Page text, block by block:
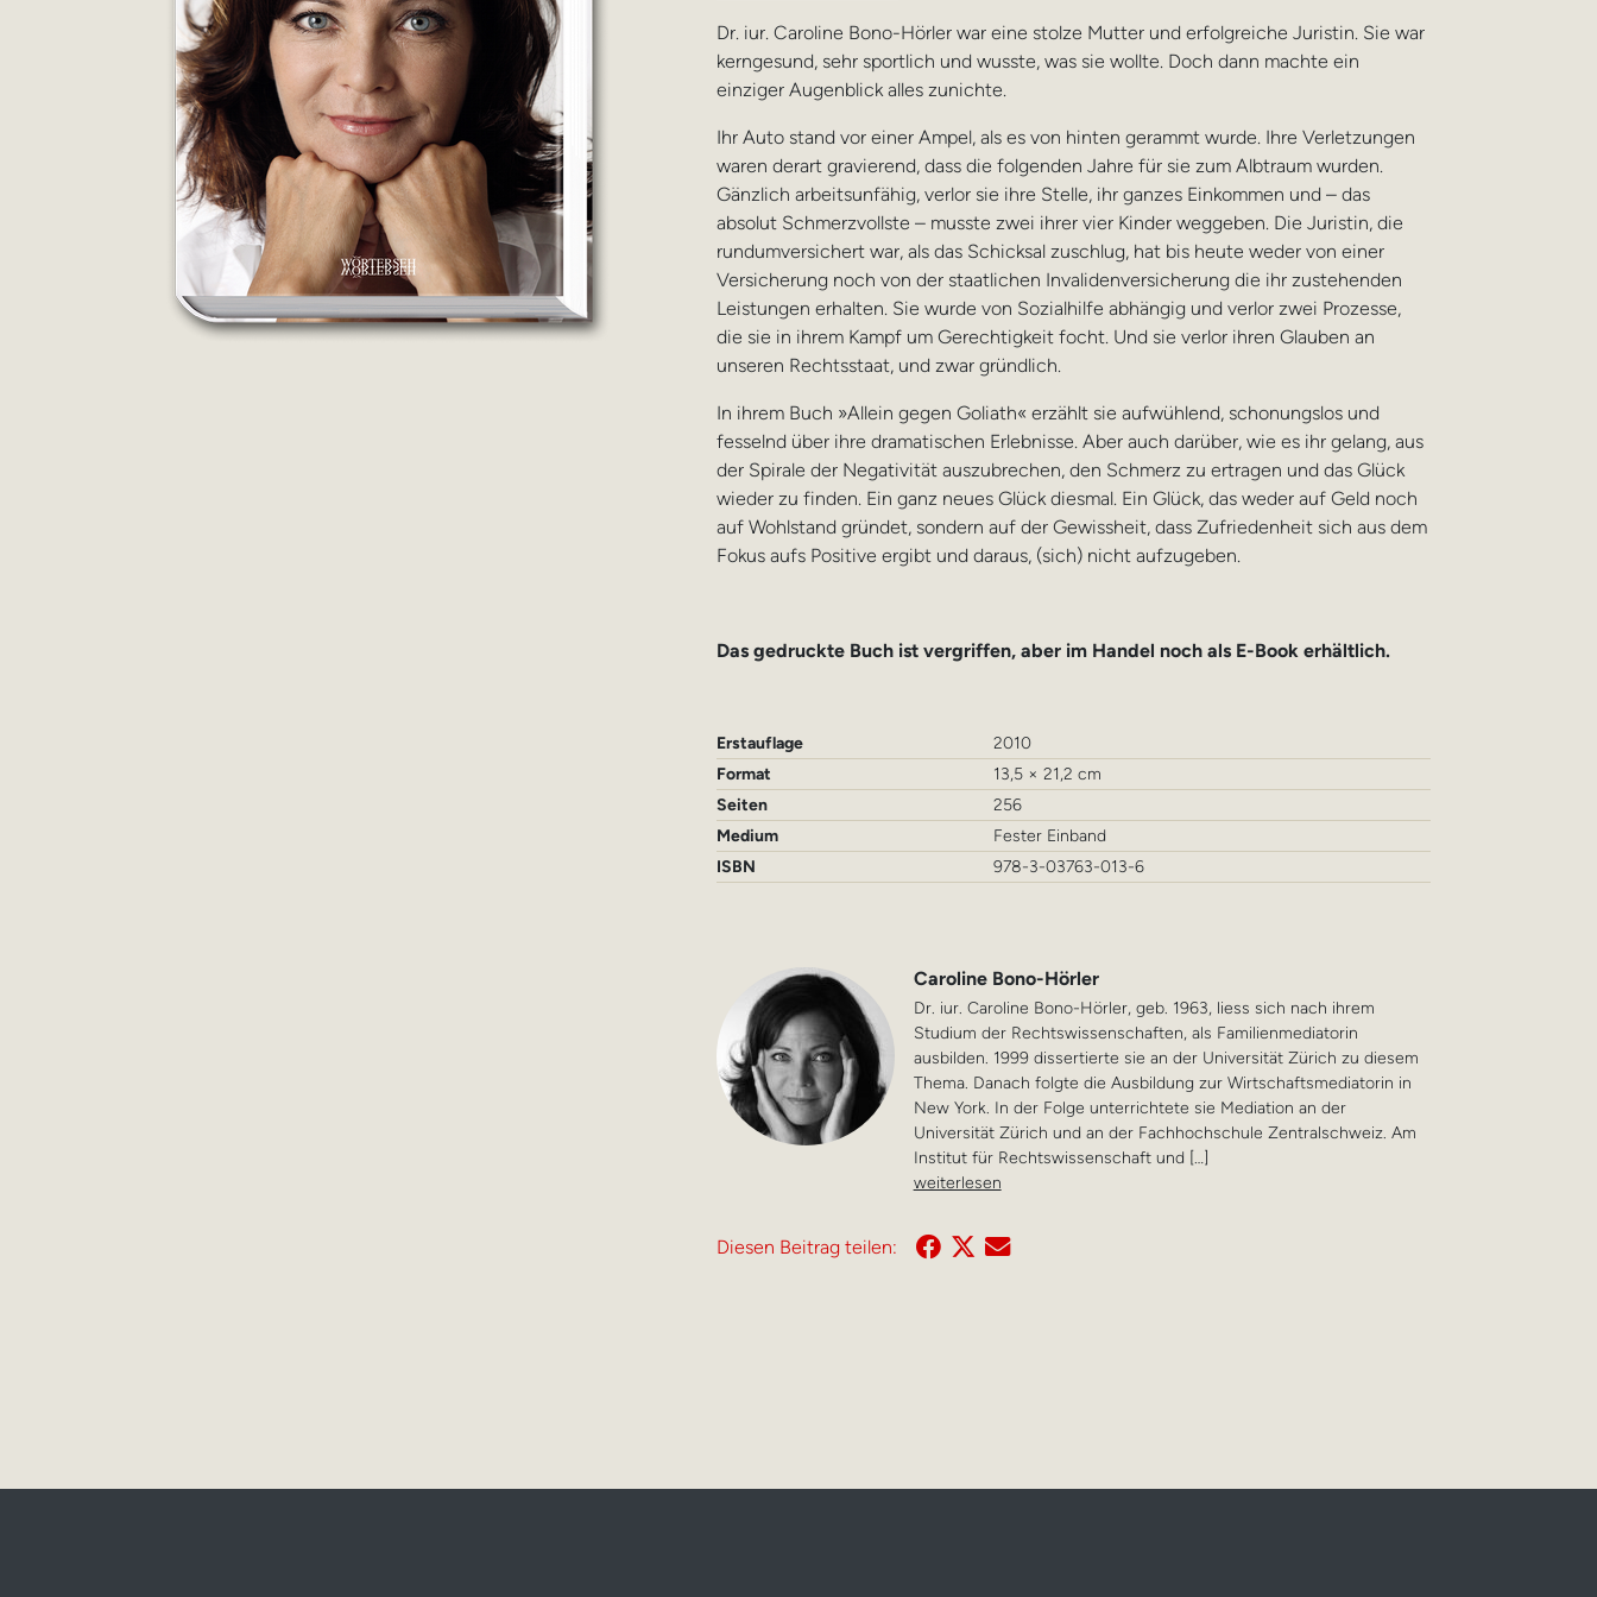
Dr. iur. Caroline Bono-Hörler war eine stolze Mutter und erfolgreiche Juristin. Sie war
kerngesund, sehr sportlich und wusste, was sie wollte. Doch dann machte ein
einziger Augenblick alles zunichte.
Ihr Auto stand vor einer Ampel, als es von hinten gerammt wurde. Ihre Verletzungen
waren derart gravierend, dass die folgenden Jahre für sie zum Albtraum wurden.
Gänzlich arbeitsunfähig, verlor sie ihre Stelle, ihr ganzes Einkommen und – das
absolut Schmerzvollste – musste zwei ihrer vier Kinder weggeben. Die Juristin, die
rundumversichert war, als das Schicksal zuschlug, hat bis heute weder von einer
Versicherung noch von der staatlichen Invalidenversicherung die ihr zustehenden
Leistungen erhalten. Sie wurde von Sozialhilfe abhängig und verlor zwei Prozesse,
die sie in ihrem Kampf um Gerechtigkeit focht. Und sie verlor ihren Glauben an
unseren Rechtsstaat, und zwar gründlich.
In ihrem Buch »Allein gegen Goliath« erzählt sie aufwühlend, schonungslos und
fesselnd über ihre dramatischen Erlebnisse. Aber auch darüber, wie es ihr gelang, aus
der Spirale der Negativität auszubrechen, den Schmerz zu ertragen und das Glück
wieder zu finden. Ein ganz neues Glück diesmal. Ein Glück, das weder auf Geld noch
auf Wohlstand gründet, sondern auf der Gewissheit, dass Zufriedenheit sich aus dem
Fokus aufs Positive ergibt und daraus, (sich) nicht aufzugeben.
Das gedruckte Buch ist vergriffen, aber im Handel noch als E-Book erhältlich.
Erstauflage
2010
Format
13,5 × 21,2 cm
Seiten
256
Medium
Fester Einband
ISBN
978-3-03763-013-6
Caroline Bono-Hörler
Dr. iur. Caroline Bono-Hörler, geb. 1963, liess sich nach ihrem
Studium der Rechtswissenschaften, als Familienmediatorin
ausbilden. 1999 dissertierte sie an der Universität Zürich zu diesem
Thema. Danach folgte die Ausbildung zur Wirtschaftsmediatorin in
New York. In der Folge unterrichtete sie Mediation an der
Universität Zürich und an der Fachhochschule Zentralschweiz. Am
Institut für Rechtswissenschaft und […]
weiterlesen
Diesen Beitrag teilen: